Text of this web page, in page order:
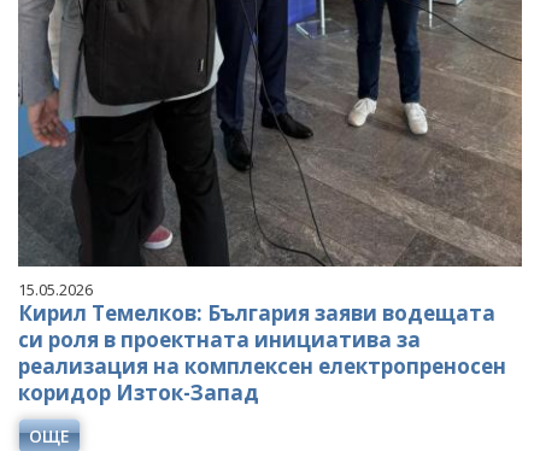
15.05.2026
Кирил Темелков: България заяви водещата
си роля в проектната инициатива за
реализация на комплексен електропреносен
коридор Изток-Запад
ОЩЕ